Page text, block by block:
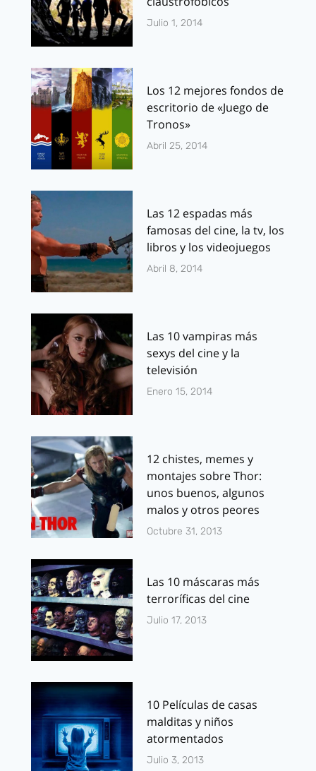
Julio 1, 2014
Los 12 mejores fondos de
escritorio de «Juego de
Tronos»
Abril 25, 2014
Las 12 espadas más
famosas del cine, la tv, los
libros y los videojuegos
Abril 8, 2014
Las 10 vampiras más
sexys del cine y la
televisión
Enero 15, 2014
12 chistes, memes y
montajes sobre Thor:
unos buenos, algunos
malos y otros peores
Octubre 31, 2013
Las 10 máscaras más
terroríficas del cine
Julio 17, 2013
10 Películas de casas
malditas y niños
atormentados
Julio 3, 2013